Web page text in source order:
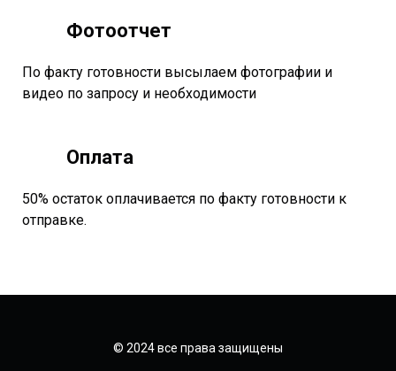
Фотоотчет
По факту готовности высылаем фотографии и
видео по запросу и необходимости
Оплата
50% остаток оплачивается по факту готовности к
отправке.
© 2024 все права защищены